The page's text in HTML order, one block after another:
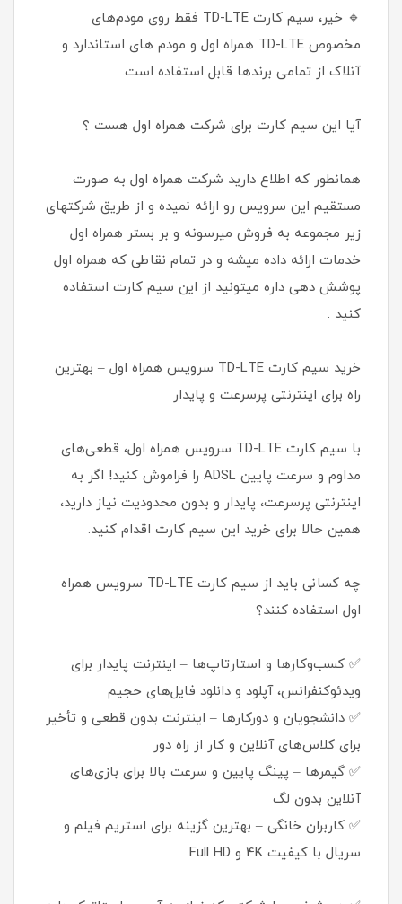
🔹 خیر، سیم کارت TD-LTE فقط روی مودم‌های
مخصوص TD-LTE همراه اول و مودم های استاندارد و
آنلاک از تمامی برندها قابل استفاده است.
آیا این سیم کارت برای شرکت همراه اول هست ؟
همانطور که اطلاع دارید شرکت همراه اول به صورت
مستقیم این سرویس رو ارائه نمیده و از طریق شرکتهای
زیر مجموعه به فروش میرسونه و بر بستر همراه اول
خدمات ارائه داده میشه و در تمام نقاطی که همراه اول
پوشش دهی داره میتونید از این سیم کارت استفاده
کنید .
خرید سیم کارت TD-LTE سرویس همراه اول – بهترین
راه برای اینترنتی پرسرعت و پایدار
با سیم کارت TD-LTE سرویس همراه اول، قطعی‌های
مداوم و سرعت پایین ADSL را فراموش کنید! اگر به
اینترنتی پرسرعت، پایدار و بدون محدودیت نیاز دارید،
همین حالا برای خرید این سیم کارت اقدام کنید.
چه کسانی باید از سیم کارت TD-LTE سرویس همراه
اول استفاده کنند؟
✅ کسب‌وکارها و استارتاپ‌ها – اینترنت پایدار برای
ویدئوکنفرانس، آپلود و دانلود فایل‌های حجیم
✅ دانشجویان و دورکارها – اینترنت بدون قطعی و تأخیر
برای کلاس‌های آنلاین و کار از راه دور
✅ گیمرها – پینگ پایین و سرعت بالا برای بازی‌های
آنلاین بدون لگ
✅ کاربران خانگی – بهترین گزینه برای استریم فیلم و
سریال با کیفیت 4K و Full HD